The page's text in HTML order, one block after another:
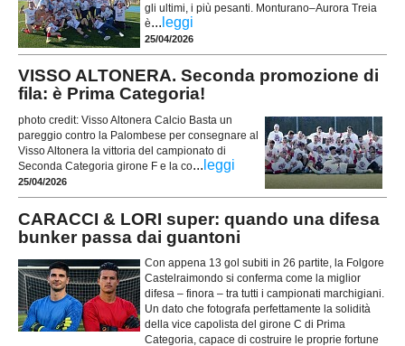
gli ultimi, i più pesanti. Monturano–Aurora Treia
è... leggi
25/04/2026
VISSO ALTONERA. Seconda promozione di
fila: è Prima Categoria!
photo credit: Visso Altonera Calcio Basta un
pareggio contro la Palombese per consegnare al
Visso Altonera la vittoria del campionato di
Seconda Categoria girone F e la co... leggi
25/04/2026
CARACCI & LORI super: quando una difesa
bunker passa dai guantoni
Con appena 13 gol subiti in 26 partite, la Folgore
Castelraimondo si conferma come la miglior
difesa – finora – tra tutti i campionati marchigiani.
Un dato che fotografa perfettamente la solidità
della vice capolista del girone C di Prima
Categoria, capace di costruire le proprie fortune